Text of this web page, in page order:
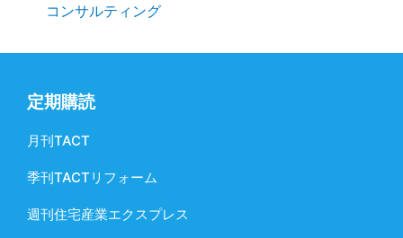
コンサルティング
定期購読
月刊TACT
季刊TACTリフォーム
週刊住宅産業エクスプレス